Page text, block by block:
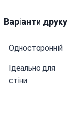
Варіанти друку
Односторонній
Ідеально для
стіни